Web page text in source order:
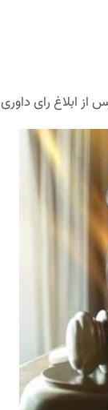
از ابلاغ رای